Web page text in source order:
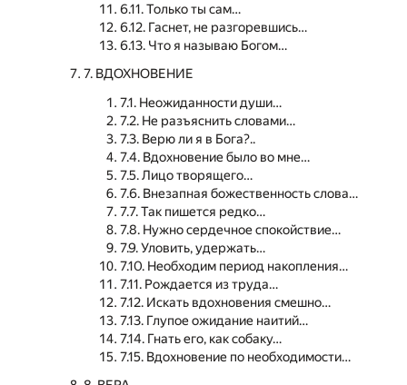
6.11. Только ты сам…
6.12. Гаснет, не разгоревшись…
6.13. Что я называю Богом…
7. ВДОХНОВЕНИЕ
7.1. Неожиданности души…
7.2. Не разъяснить словами…
7.3. Верю ли я в Бога?..
7.4. Вдохновение было во мне…
7.5. Лицо творящего…
7.6. Внезапная божественность слова…
7.7. Так пишется редко…
7.8. Нужно сердечное спокойствие…
7.9. Уловить, удержать…
7.10. Необходим период накопления…
7.11. Рождается из труда…
7.12. Искать вдохновения смешно…
7.13. Глупое ожидание наитий…
7.14. Гнать его, как собаку…
7.15. Вдохновение по необходимости…